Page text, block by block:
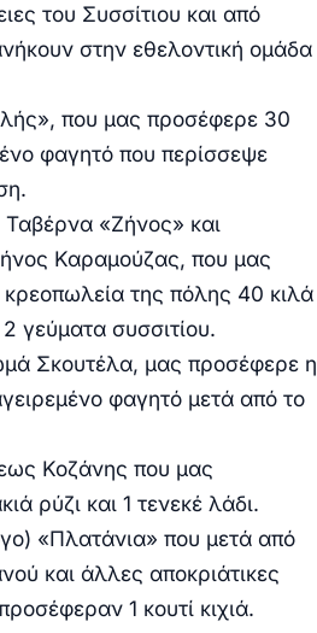
του Συσσίτιου και από
στην εθελοντική ομάδα
που μας προσέφερε 30
φαγητό που περίσσεψε
Ταβέρνα «Ζήνος» και
Καραμούζας, που μας
της πόλης 40 κιλά
γεύματα συσσιτίου.
Σκουτέλα, μας προσέφερε η
φαγητό μετά από το
Κοζάνης που μας
ρύζι και 1 τενεκέ λάδι.
«Πλατάνια» που μετά από
και άλλες αποκριάτικες
1 κουτί κιχιά.